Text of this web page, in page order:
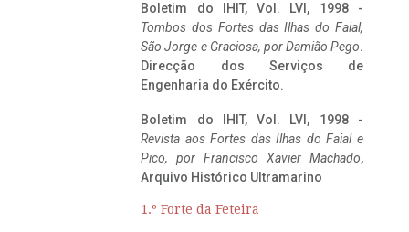
Boletim do IHIT, Vol. LVI, 1998 -
Tombos dos Fortes das Ilhas do Faial,
São Jorge e Graciosa, por Damião Pego.
Direcção dos Serviços de
Engenharia do Exército.
Boletim do IHIT, Vol. LVI, 1998 -
Revista aos Fortes das Ilhas do Faial e
Pico, por Francisco Xavier Machado,
Arquivo Histórico Ultramarino
1.º Forte da Feteira